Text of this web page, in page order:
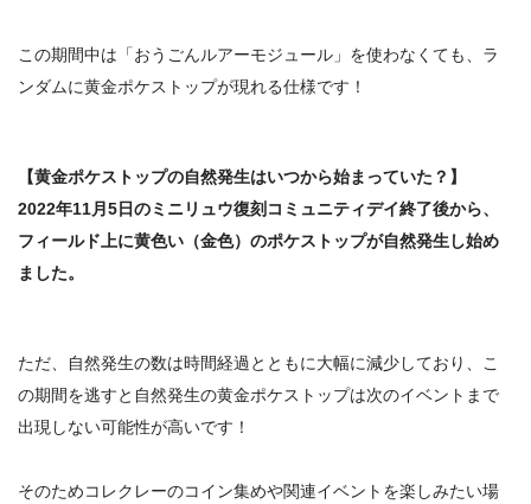
この期間中は「おうごんルアーモジュール」を使わなくても、ラ
ンダムに黄金ポケストップが現れる仕様です！
【黄金ポケストップの自然発生はいつから始まっていた？】
2022年11月5日のミニリュウ復刻コミュニティデイ終了後から、
フィールド上に黄色い（金色）のポケストップが自然発生し始め
ました。
ただ、自然発生の数は時間経過とともに大幅に減少しており、こ
の期間を逃すと自然発生の黄金ポケストップは次のイベントまで
出現しない可能性が高いです！
そのためコレクレーのコイン集めや関連イベントを楽しみたい場